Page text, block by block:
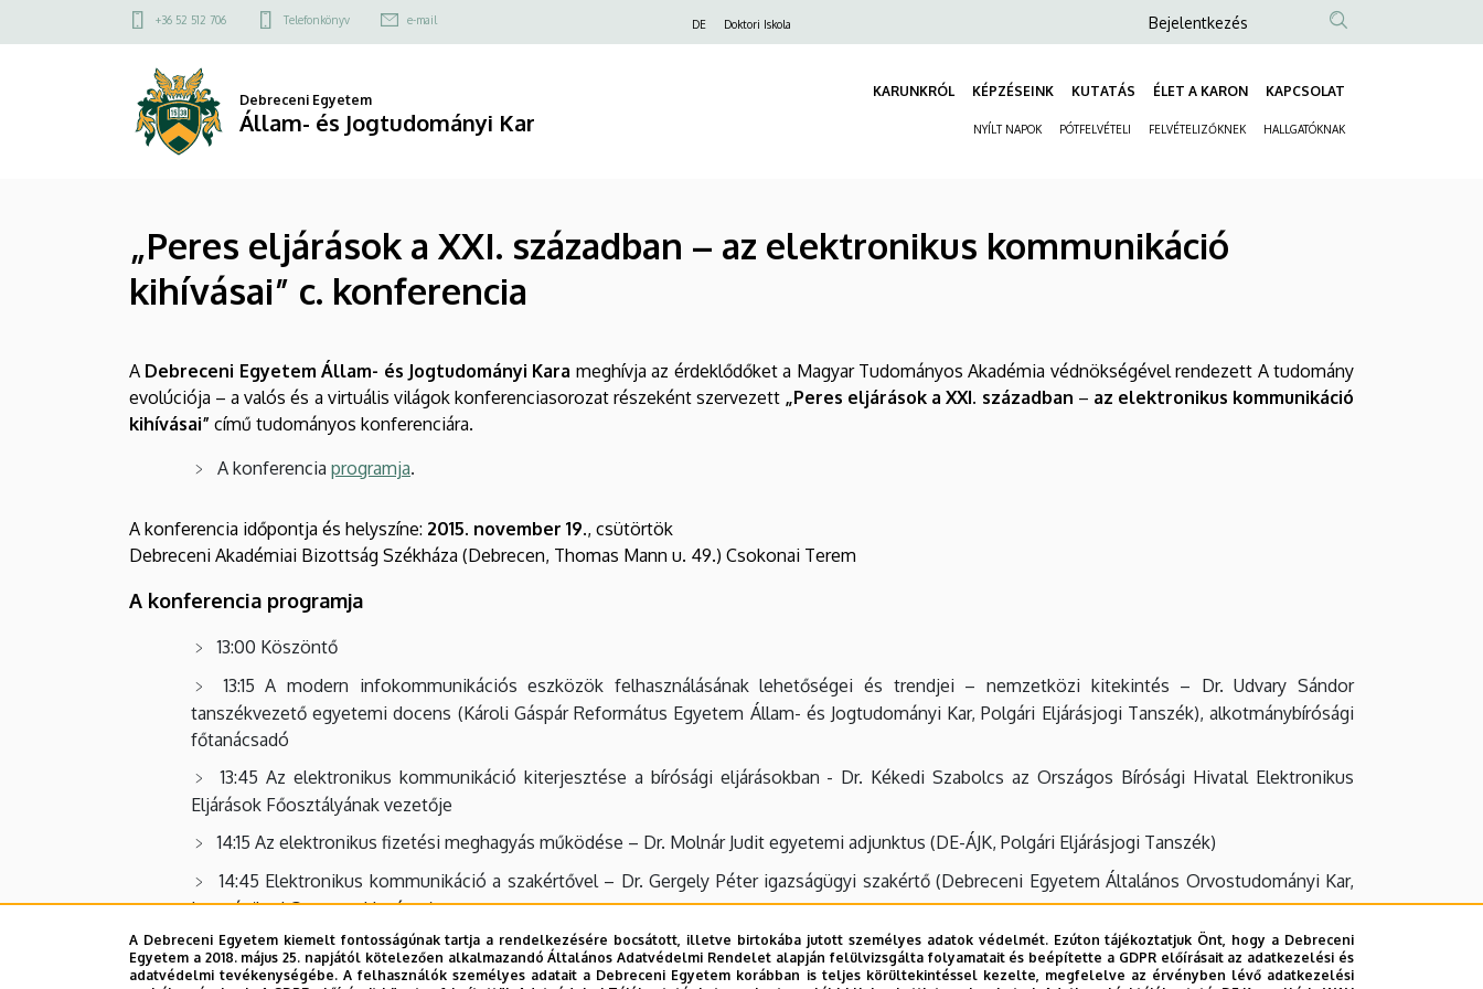
kommunikáció
kihívásai”
konferencia
Jogtudományi
a
Felső
menü
+36 52 512 706 Telefonkönyv e-mail DE Doktori Iskola
Anonim
fiók
menüje
Bejelentkezés
Debreceni Egyetem
Állam- és Jogtudományi Kar
KARUNKRÓL KÉPZÉSEINK KUTATÁS ÉLET A KARON KAPCSOLAT
NYÍLT NAPOK PÓTFELVÉTELI FELVÉTELIZŐKNEK HALLGATÓKNAK
„Peres eljárások a XXI. században – az elektronikus kommunikáció
kihívásai” c. konferencia
A Debreceni Egyetem Állam- és Jogtudományi Kara meghívja az érdeklődőket a Magyar Tudományos Akadémia védnökségével rendezett A tudomány
evolúciója – a valós és a virtuális világok konferenciasorozat részeként szervezett „Peres eljárások a XXI. században – az elektronikus kommunikáció
kihívásai” című tudományos konferenciára.
A konferencia programja.
A konferencia időpontja és helyszíne: 2015. november 19., csütörtök
Debreceni Akadémiai Bizottság Székháza (Debrecen, Thomas Mann u. 49.) Csokonai Terem
A konferencia programja
13:00 Köszöntő
13:15 A modern infokommunikációs eszközök felhasználásának lehetőségei és trendjei – nemzetközi kitekintés – Dr. Udvary Sándor
tanszékvezető egyetemi docens (Károli Gáspár Református Egyetem Állam- és Jogtudományi Kar, Polgári Eljárásjogi Tanszék), alkotmánybírósági
főtanácsadó
13:45 Az elektronikus kommunikáció kiterjesztése a bírósági eljárásokban - Dr. Kékedi Szabolcs az Országos Bírósági Hivatal Elektronikus
Eljárások Főosztályának vezetője
14:15 Az elektronikus fizetési meghagyás működése – Dr. Molnár Judit egyetemi adjunktus (DE-ÁJK, Polgári Eljárásjogi Tanszék)
14:45 Elektronikus kommunikáció a szakértővel – Dr. Gergely Péter igazságügyi szakértő (Debreceni Egyetem Általános Orvostudományi Kar,
Igazságügyi Orvostani Intézet),
15:15 Esettanulmány: Az elektronikus kommunikáció tapasztalatai Franciaországban – a Télé Recours rendszer– Dr. Nyilas Anna egyetemi
adjunktus (DE-ÁJK, Polgári Eljárásjogi Tanszék)
A Debreceni Egyetem kiemelt fontosságúnak tartja a rendelkezésére bocsátott, illetve birtokába jutott személyes adatok védelmét. Ezúton tájékoztatjuk Önt, hogy a Debreceni
Egyetem a 2018. május 25. napjától kötelezően alkalmazandó Általános Adatvédelmi Rendelet alapján felülvizsgálta folyamatait és beépítette a GDPR előírásait az adatkezelési és
adatvédelmi tevékenységébe. A felhasználók személyes adatait a Debreceni Egyetem korábban is teljes körültekintéssel kezelte, megfelelve az érvényben lévő adatkezelési